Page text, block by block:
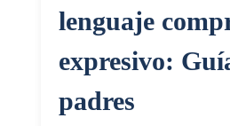
lenguaje
expresivo:
padres